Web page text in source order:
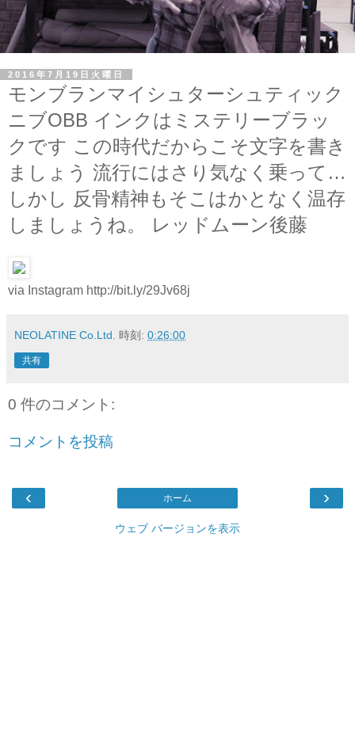
2016年7月19日火曜日
モンブランマイシュターシュティック
ニブOBB インクはミステリーブラッ
クです この時代だからこそ文字を書き
ましょう 流行にはさり気なく乗って…
しかし 反骨精神もそこはかとなく温存
しましょうね。 レッドムーン後藤
via Instagram http://bit.ly/29Jv68j
NEOLATINE Co.Ltd. 時刻: 0:26:00
共有
0 件のコメント:
コメントを投稿
‹ ›
ホーム
ウェブ バージョンを表示